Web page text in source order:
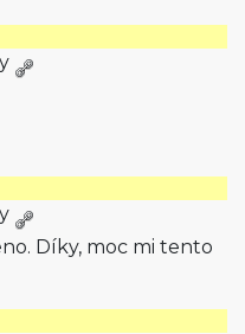
Díky, moc mi tento